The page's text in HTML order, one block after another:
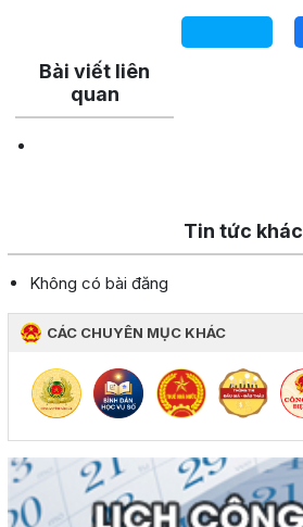
Bài viết liên
quan
Tin tức khác
Không có bài đăng
CÁC CHUYÊN MỤC KHÁC